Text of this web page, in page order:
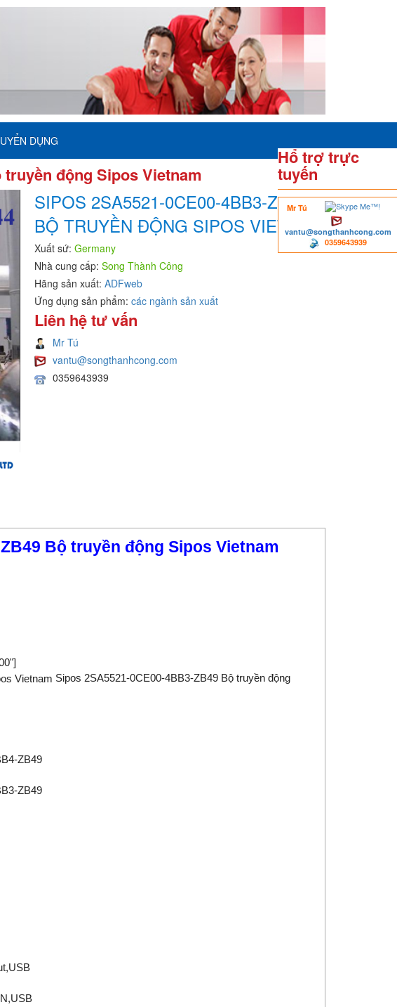
DỤNG
Hổ trợ trực
tuyến
Mr Tú
vantu@songthanhcong.com
0359643939
truyền động Sipos Vietnam
SIPOS 2SA5521-0CE00-4BB3-ZB49
BỘ TRUYỀN ĐỘNG SIPOS VIETNAM
Xuất sứ: Germany
Nhà cung cấp: Song Thành Công
Hãng sản xuất: ADFweb
Ứng dụng sản phẩm: các ngành sản xuất
Liên hệ tư vấn
Mr Tú
vantu@songthanhcong.com
0359643939
Bộ truyền động Sipos Vietnam
Sipos 2SA5521-0CE00-4BB3-ZB49 Bộ truyền động
ZB49
ZB49